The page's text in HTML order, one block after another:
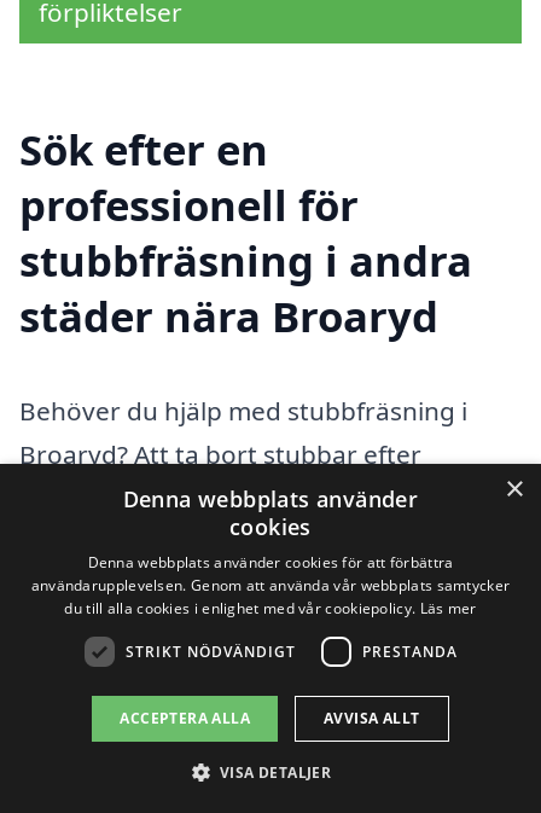
förpliktelser
Sök efter en
professionell för
stubbfräsning i andra
städer nära Broaryd
Behöver du hjälp med stubbfräsning i
Broaryd? Att ta bort stubbar efter
trädfällning kan vara en utmanande
uppgift som kräver professionell
utrustning och expertis. Med hjälp av vår
plattform kan du enkelt hitta pålitliga
företag som erbjuder
stubbfräsningstjänster i ditt lokala
område. Det är viktigt att anlita ett erfaret
×
Denna webbplats använder
cookies
Denna webbplats använder cookies för att förbättra
användarupplevelsen. Genom att använda vår webbplats samtycker
du till alla cookies i enlighet med vår cookiepolicy. Läs mer
STRIKT NÖDVÄNDIGT PRESTANDA
ACCEPTERA ALLA AVVISA ALLT
VISA DETALJER